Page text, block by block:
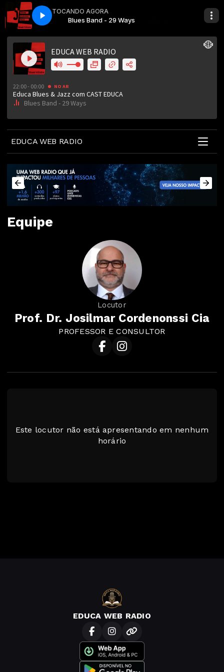
22:00 - 00:00
CAST EDUCA Educa Blues & Jazz com CAST EDUCA
TOCANDO AGORA
Blues Band - 29 Ways
EDUCA WEB RADIO
Equipe
Locutor
​Prof. Dr. Josilmar Cordenonssi Cia
PROFESSOR E CONSULTOR
Este locutor não está apresentando em nenhum
horário
EDUCA WEB RADIO